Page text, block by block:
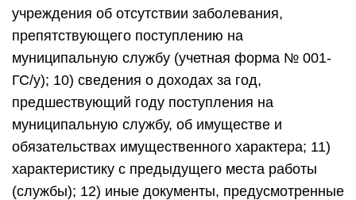
учреждения об отсутствии заболевания,
препятствующего поступлению на
муниципальную службу (учетная форма № 001-
ГС/у); 10) сведения о доходах за год,
предшествующий году поступления на
муниципальную службу, об имуществе и
обязательствах имущественного характера; 11)
характеристику с предыдущего места работы
(службы); 12) иные документы, предусмотренные